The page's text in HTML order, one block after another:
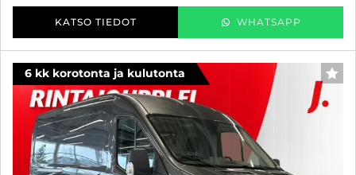
KATSO TIEDOT WHATSAPP
6 kk korotonta ja kulutonta